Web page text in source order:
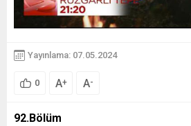
Yayınlama: 07.05.2024
0 A+ A-
92.Bölüm